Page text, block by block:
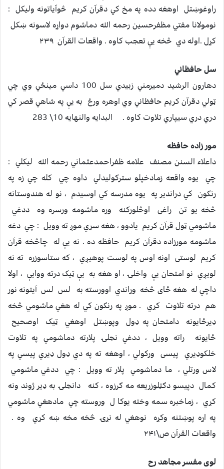
راوغوښتل اوهغه دده په مخ کي دقرآن کریم څوآیاتونه ولیکل :
نومولانا مفتي مظفرحسین رحمه الله دماشوم دواړه لاسونه ښکل
کړل .اوله دي څخه یې تعجب کاوه . واقعات القرآن ۲۳۹
سل حافظاني
دهارون الرشيد دميرمني زبيدي سل 100 داسي مينځي وي چي
ټولي دقراّن كريم حافظاني وي اوهره ورځ به يې په شاهي قصر كي
دري دري سيپاري تلاوت كاوه . البدايه والنهايه 10\ 283
مور زاده حافظه
داعلاء السنن مصنف علامه ظفراحمدعثماني رحمه الله لیکلي :
چي یوه واقعه زمادخپلو سترګولیدلي داوه چي کله چي زه په
رنګون کي دراندیر په یوه مدرسه کي اوسیدم ، نو له هندوستانه
څخه یو تن راغی اوڅلورکنه وړه ماشومه ورسره وه ددغي
ماشومي ټول قرآن کریم یادوو ، هغه سړي موږ ته وویل : چي دغه
ماشومه مورزاده دقرآن کریم حافظه ده . نه یې له چاڅخه قرآن
کریم لوستی اونه اوس په لوست پوهیږي ، که ستاسوزړه ته نه
لویږي نو امتحان یې واخلۍ ، او هغه به یې ټیک درته ووایې ، اولا
داچي له هغه ځای څخه وړاندي اوورسته به لس لس آیتونه نور
هم درته تلاوت کړي . موږ په رنګون کي له هغي ماشومي څخه
ډیرځایونه دامتحان په ډول وپوښتل اوهغي ټیک اوصحیح
ځایونه راته وویل ، ددغي نجلۍ پلارته دماشومي په تلاوت
خلکوډیري پیسی ورکولي ، اوهغه ته په دي ډول ډیري پیسي په
لاس ورتلي ، ما دماشومي پلار ته وویل : چي ددغي ماشومي
کمال دپیسو دګټلوزریعه مه ګرزوه ، کنه دانجلۍ به ډیر ژوند ونه
کړي ، زماخبره سمه وخته یوکا ل وروسته چي مادهغي ماشومي
په اړه پوښتنه وکړه نوهغي له نړۍ څخه مخه ښه کړي وه .
واقعات القرآن ص\۲۴۱
لوى مفسر مجاهد رح